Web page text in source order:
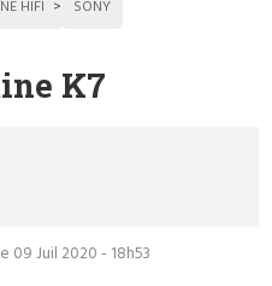
HIFI SONY
K7
09 Juil 2020 - 18h53